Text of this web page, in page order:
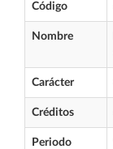
Código
Nombre
Carácter
Créditos
Periodo